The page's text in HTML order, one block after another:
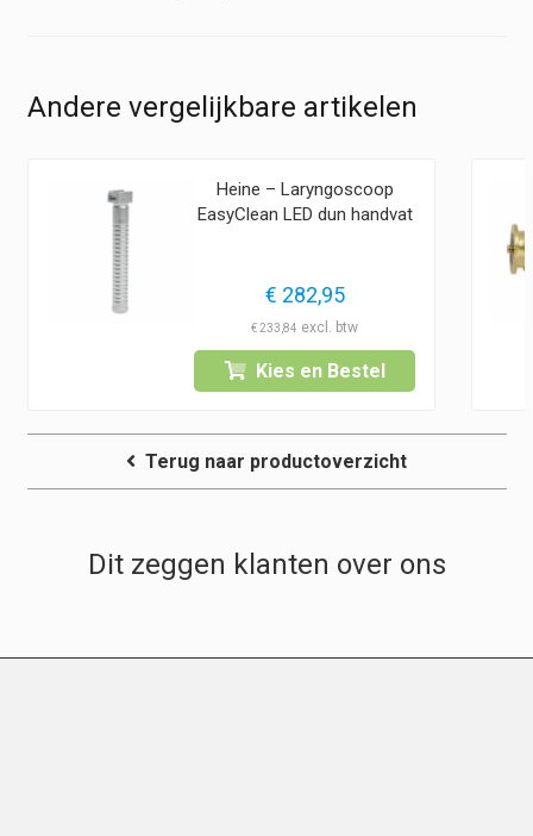
Andere vergelijkbare artikelen
Heine – Laryngoscoop
EasyClean LED dun handvat
€ 282,95
€233,84
Kies en Bestel
Terug naar productoverzicht
Dit zeggen klanten over ons